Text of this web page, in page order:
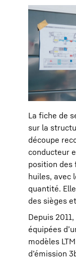
La fiche de
sur la
découpe
conducteur
position des
huiles, avec
quantité.
des sièges
Depuis
équipées
modèles
d’émission